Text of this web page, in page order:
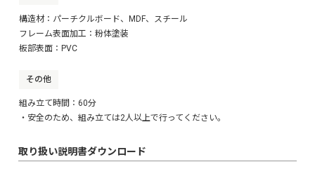
構造材：パーチクルボード、MDF、スチール
フレーム表面加工：粉体塗装
板部表面：PVC
その他
組み立て時間：60分
・安全のため、組み立ては2人以上で行ってください。
取り扱い説明書ダウンロード